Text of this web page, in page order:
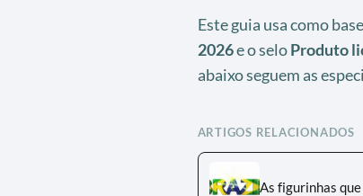
Este guia usa como
2026e o seloProduto
abaixo seguem as
ARTIGOS RELACIONADOS
As figurinhas